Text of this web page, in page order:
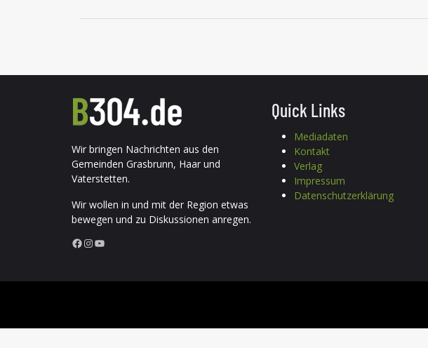
Wir bringen Nachrichten aus den
Gemeinden Grasbrunn, Haar und
Vaterstetten.
Wir wollen in und mit der Region etwas
bewegen und zu Diskussionen anregen.
Facebook InstagramYouTube
Quick Links
Mediadaten
Kontakt
Verlag
Impressum
Datenschutzerklärung